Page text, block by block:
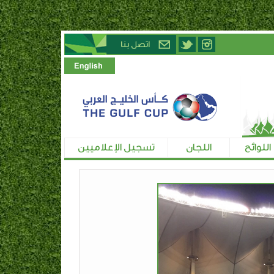
اللوائح اللجان تسجيل الإعلاميين